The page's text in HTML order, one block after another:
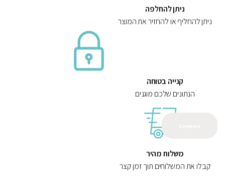
ניתן להחלפה
ניתן להחליף או להחזיר את המוצר
קנייה בטוחה
הנתונים שלכם מוגנים
משלוח מהיר
קבלו את המשלוחים תוך זמן קצר